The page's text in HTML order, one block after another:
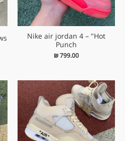
Nike air jordan 4 – "Hot
Punch
₪799.00